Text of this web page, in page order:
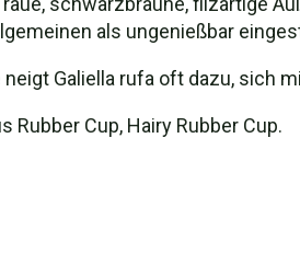
als ungenießbar
Galiella rufa oft dazu, sich
Rubber Cup, Hairy Rubber Cup.